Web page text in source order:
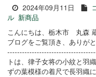
2024年09月11日
ル 新商品
こんにちは、栃木市 丸森
ブログをご覧頂き、ありが
トは、律子女将の小紋と羽
ずの葉模様の着尺で長羽織